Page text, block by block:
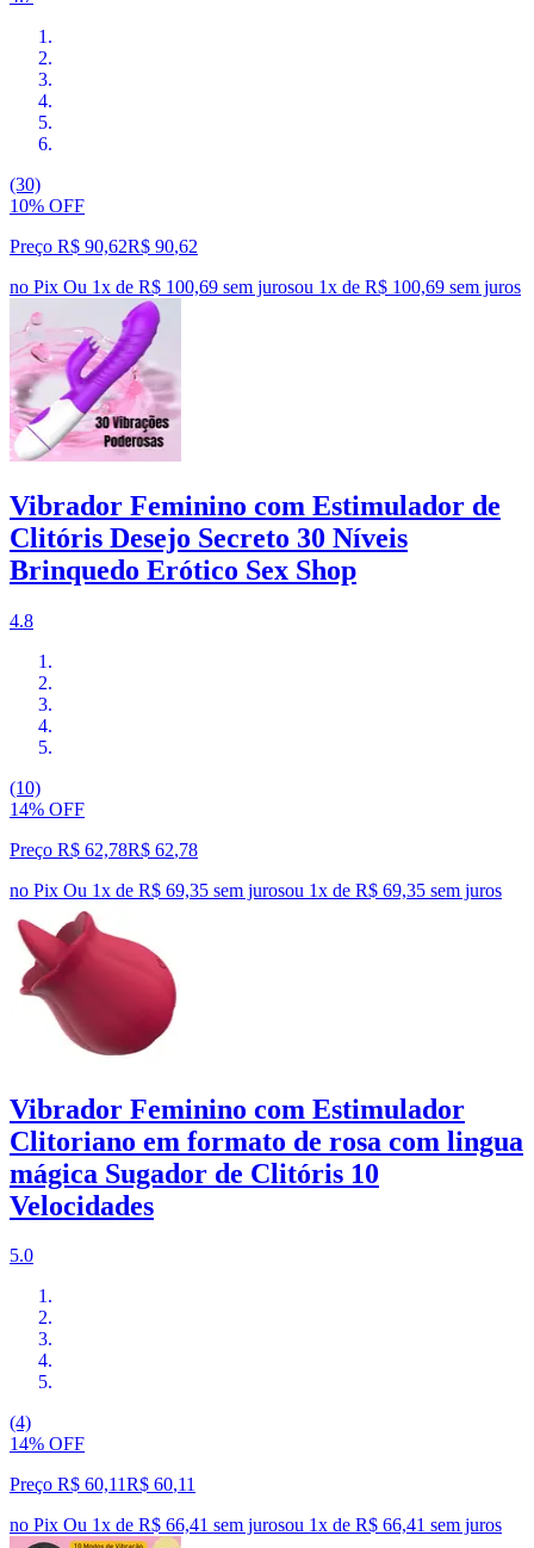
(30)
10% OFF
Preço R$ 90,62R$ 90,62
no Pix Ou 1x de R$ 100,69 sem jurosou 1x de R$ 100,69 sem juros
Vibrador Feminino com Estimulador de
Clitóris Desejo Secreto 30 Níveis
Brinquedo Erótico Sex Shop
4.8
(10)
14% OFF
Preço R$ 62,78R$ 62,78
no Pix Ou 1x de R$ 69,35 sem jurosou 1x de R$ 69,35 sem juros
Vibrador Feminino com Estimulador
Clitoriano em formato de rosa com lingua
mágica Sugador de Clitóris 10
Velocidades
5.0
(4)
14% OFF
Preço R$ 60,11R$ 60,11
no Pix Ou 1x de R$ 66,41 sem jurosou 1x de R$ 66,41 sem juros